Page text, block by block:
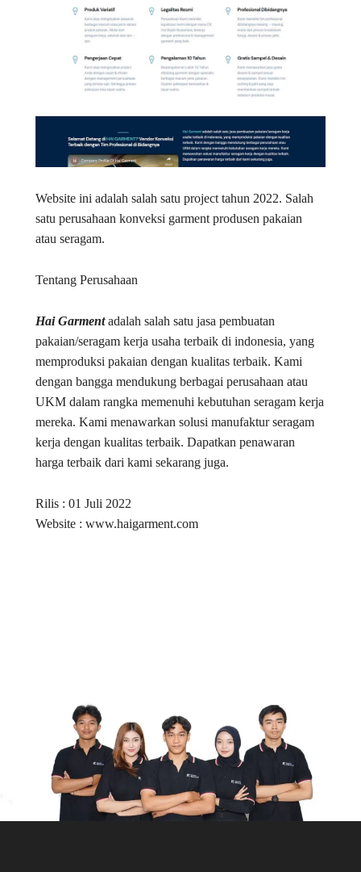
Website ini adalah salah satu project tahun 2022. Salah
satu perusahaan konveksi garment produsen pakaian
atau seragam.
Tentang Perusahaan
Hai Garmentadalah salah satu jasa pembuatan
pakaian/seragam kerja usaha terbaik di indonesia, yang
memproduksi pakaian dengan kualitas terbaik. Kami
dengan bangga mendukung berbagai perusahaan atau
UKM dalam rangka memenuhi kebutuhan seragam kerja
mereka. Kami menawarkan solusi manufaktur seragam
kerja dengan kualitas terbaik. Dapatkan penawaran
harga terbaik dari kami sekarang juga.
Rilis : 01 Juli 2022
Website : www.haigarment.com